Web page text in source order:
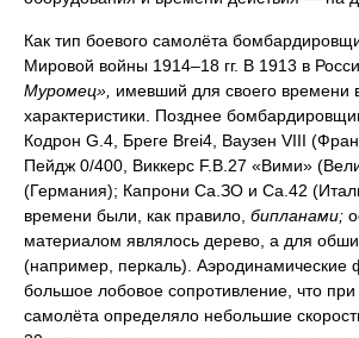
Как тип боевого самолёта
Мировой войны 1914–18 гг. В 1913 в
Муромец», имевший для своего времени
характеристики. Позднее
Кодрон G.4, Бреге Brei4, Ваузен VIII
Пейдж 0/400, Виккерс F.B.27 «Вими»
(Германия); Капрони Са.ЗО и Са.42
времени были, как правило, бипланами;
материалом являлось дерево, а для
(например, перкаль).
большое лобовое сопротивление, что
самолёта определяло небольшие